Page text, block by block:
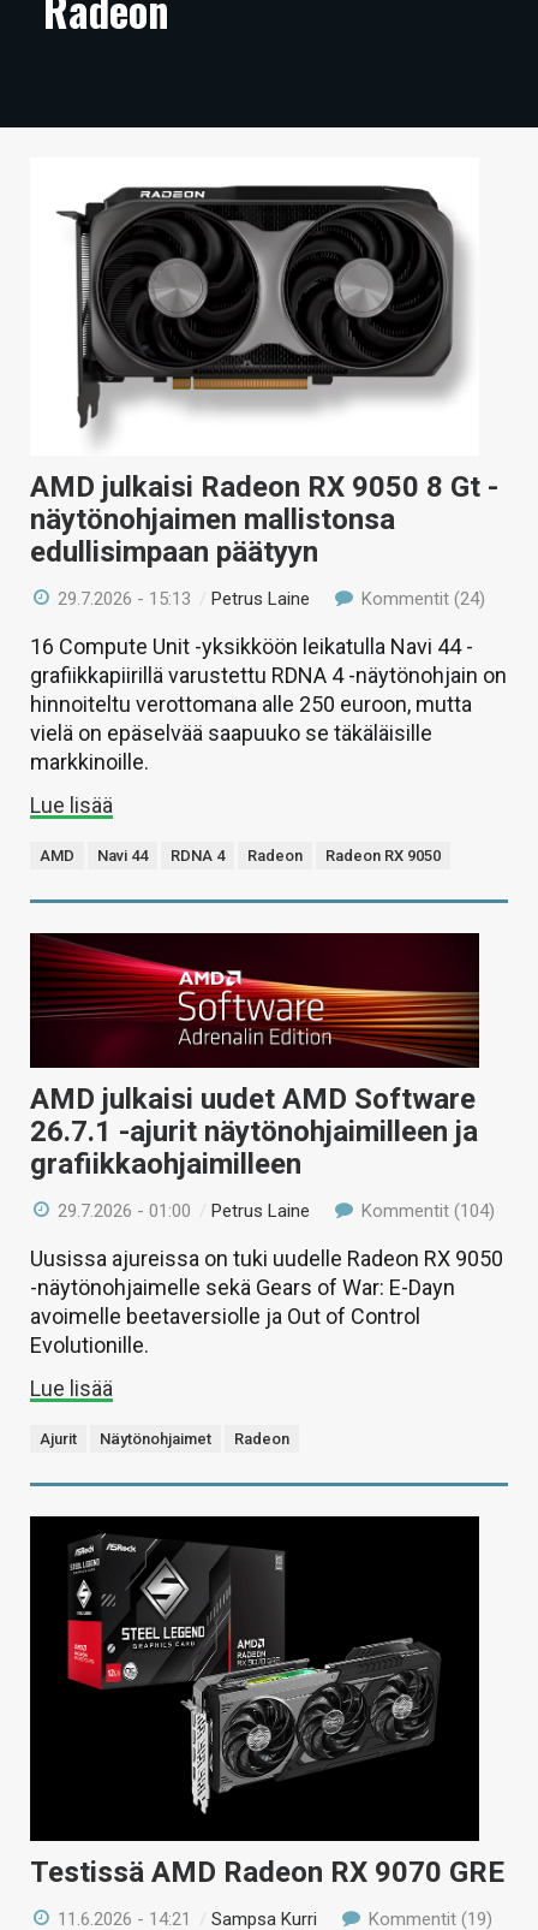
ARTIKKELIT
TECHBBS
HINTA.FI
KAUPPA
VAIHDA TEEMA
AMD julkaisi Radeon RX 9050 8 Gt -
näytönohjaimen mallistonsa
edullisimpaan päätyyn
29.7.2026 - 15:13 /Petrus Laine Kommentit (24)
16 Compute Unit -yksikköön leikatulla Navi 44 -
grafiikkapiirillä varustettu RDNA 4 -näytönohjain on
hinnoiteltu verottomana alle 250 euroon, mutta
vielä on epäselvää saapuuko se täkäläisille
markkinoille.
Lue lisää
AMD Navi 44 RDNA 4 Radeon Radeon RX 9050
AMD julkaisi uudet AMD Software
26.7.1 -ajurit näytönohjaimilleen ja
grafiikkaohjaimilleen
29.7.2026 - 01:00 /Petrus Laine Kommentit (104)
Uusissa ajureissa on tuki uudelle Radeon RX 9050
-näytönohjaimelle sekä Gears of War: E-Dayn
avoimelle beetaversiolle ja Out of Control
Evolutionille.
Lue lisää
Ajurit Näytönohjaimet Radeon
Testissä AMD Radeon RX 9070 GRE
11.6.2026 - 14:21 /Sampsa Kurri Kommentit (19)